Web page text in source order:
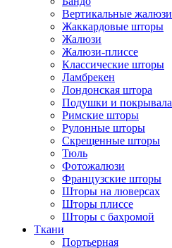
Вертикальные жалюзи
Жаккардовые шторы
Жалюзи
Жалюзи-плиссе
Классические шторы
Ламбрекен
Лондонская штора
Подушки и покрывала
Римские шторы
Рулонные шторы
Скрещенные шторы
Тюль
Фотожалюзи
Французские шторы
Шторы на люверсах
Шторы плиссе
Шторы с бахромой
Ткани
Портьерная